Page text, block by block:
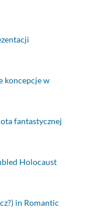
koncepcje w
fantastycznej
Holocaust
in Romantic